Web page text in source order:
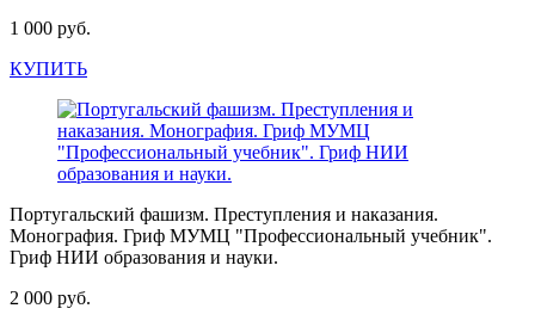
1 000 руб.
КУПИТЬ
Португальский фашизм. Преступления и наказания.
Монография. Гриф МУМЦ "Профессиональный учебник".
Гриф НИИ образования и науки.
2 000 руб.